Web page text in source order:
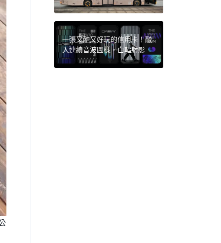
鷹架、候車亭，IKEA 透過街頭
創意改變消費者行為
一張又酷又好玩的信用卡！融
入連續音波圖樣，白輻射影像
打造 2 種不同風格「DAWAY」
卡面